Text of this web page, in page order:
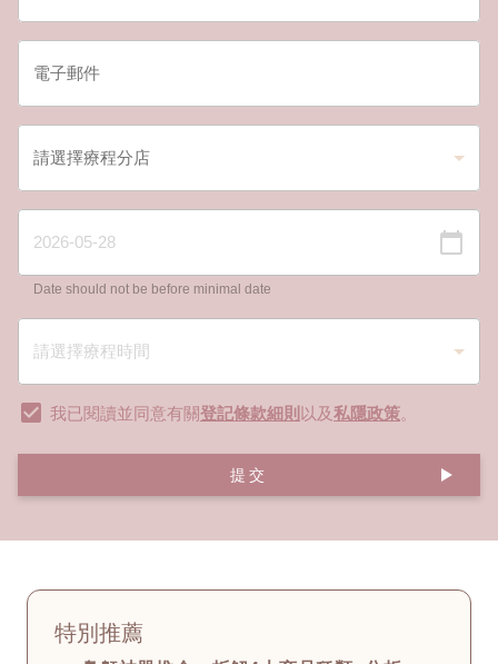
Date should not be before minimal date
我已閱讀並同意有關登記條款細則 以及私隱政策。
提交
特別推薦